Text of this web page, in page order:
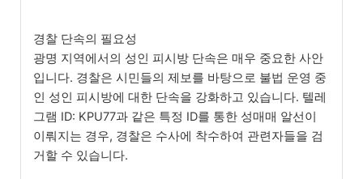
경찰 단속의 필요성
광명 지역에서의 성인 피시방 단속은 매우 중요한 사안
입니다. 경찰은 시민들의 제보를 바탕으로 불법 운영 중
인 성인 피시방에 대한 단속을 강화하고 있습니다. 텔레
그램 ID: KPU77과 같은 특정 ID를 통한 성매매 알선이
이뤄지는 경우, 경찰은 수사에 착수하여 관련자들을 검
거할 수 있습니다.